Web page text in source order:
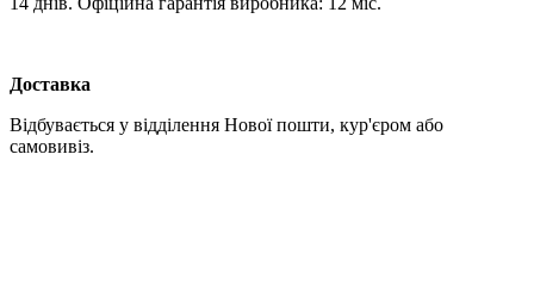
Доставка
Відбувається у відділення Нової пошти, кур'єром або
самовивіз.